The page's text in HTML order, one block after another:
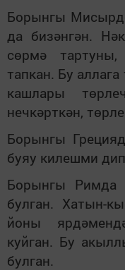
Борынгы
да бизәнгән.
сөрмә
тапкан. Бу
кашлары
нечкәрткән,
Борынгы
буяу килешми
Борынгы Римда
булган. Хатын-
йоны
куйган. Бу
булган.